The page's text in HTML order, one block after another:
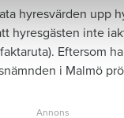
hyresvärden upp
hyresgästen inte
Eftersom
i Malmö